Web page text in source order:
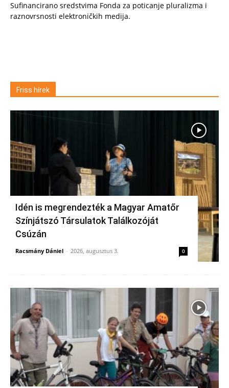
Sufinancirano sredstvima Fonda za poticanje pluralizma i
raznovrsnosti elektroničkih medija.
Friss hírek
Idén is megrendezték a Magyar Amatőr
Színjátszó Társulatok Találkozóját
Csúzán
Racsmány Dániel - 2026, augusztus 3. 0